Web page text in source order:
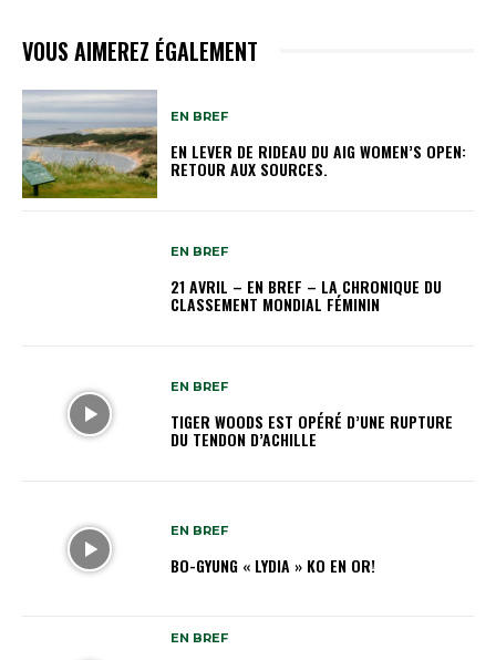
VOUS AIMEREZ ÉGALEMENT
EN BREF
EN LEVER DE RIDEAU DU AIG WOMEN’S OPEN:
RETOUR AUX SOURCES.
EN BREF
21 AVRIL – EN BREF – LA CHRONIQUE DU
CLASSEMENT MONDIAL FÉMININ
EN BREF
TIGER WOODS EST OPÉRÉ D’UNE RUPTURE
DU TENDON D’ACHILLE
EN BREF
BO-GYUNG « LYDIA » KO EN OR!
EN BREF